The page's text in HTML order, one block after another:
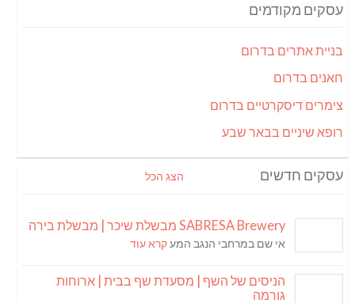
עסקים מקודמים
בניית אתרים בדרום
חאנים בדרום
צימרים דיסקרטיים בדרום
רופא שיניים בבאר שבע
עסקים חדשים הצג הכל
SABRESA Brewery מבשלת שיכר | מבשלת בירה
אי שם במרחבי הנגב המעקרא עוד
הניסים של השף | מסעדת שף בבית | ארוחות
גורמה